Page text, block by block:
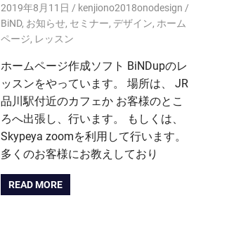
2019年8月11日
kenjiono2018onodesign
BiND, お知らせ, セミナー, デザイン, ホーム
ページ, レッスン
ホームページ作成ソフト BiNDupのレ
ッスンをやっています。 場所は、 JR
品川駅付近のカフェか お客様のとこ
ろへ出張し、行います。 もしくは、
Skypeya zoomを利用して行います。
多くのお客様にお教えしており
READ MORE